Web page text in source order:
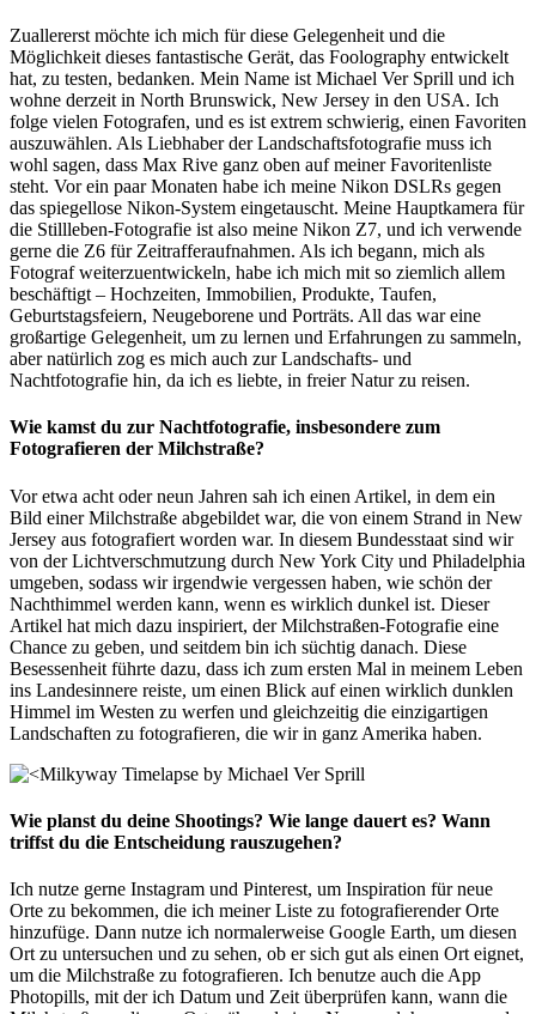
Zuallererst möchte ich mich für diese Gelegenheit und die
Möglichkeit dieses fantastische Gerät, das Foolography entwickelt
hat, zu testen, bedanken. Mein Name ist Michael Ver Sprill und ich
wohne derzeit in North Brunswick, New Jersey in den USA. Ich
folge vielen Fotografen, und es ist extrem schwierig, einen Favoriten
auszuwählen. Als Liebhaber der Landschaftsfotografie muss ich
wohl sagen, dass Max Rive ganz oben auf meiner Favoritenliste
steht. Vor ein paar Monaten habe ich meine Nikon DSLRs gegen
das spiegellose Nikon-System eingetauscht. Meine Hauptkamera für
die Stillleben-Fotografie ist also meine Nikon Z7, und ich verwende
gerne die Z6 für Zeitrafferaufnahmen. Als ich begann, mich als
Fotograf weiterzuentwickeln, habe ich mich mit so ziemlich allem
beschäftigt – Hochzeiten, Immobilien, Produkte, Taufen,
Geburtstagsfeiern, Neugeborene und Porträts. All das war eine
großartige Gelegenheit, um zu lernen und Erfahrungen zu sammeln,
aber natürlich zog es mich auch zur Landschafts- und
Nachtfotografie hin, da ich es liebte, in freier Natur zu reisen.
Wie kamst du zur Nachtfotografie, insbesondere zum
Fotografieren der Milchstraße?
Vor etwa acht oder neun Jahren sah ich einen Artikel, in dem ein
Bild einer Milchstraße abgebildet war, die von einem Strand in New
Jersey aus fotografiert worden war. In diesem Bundesstaat sind wir
von der Lichtverschmutzung durch New York City und Philadelphia
umgeben, sodass wir irgendwie vergessen haben, wie schön der
Nachthimmel werden kann, wenn es wirklich dunkel ist. Dieser
Artikel hat mich dazu inspiriert, der Milchstraßen-Fotografie eine
Chance zu geben, und seitdem bin ich süchtig danach. Diese
Besessenheit führte dazu, dass ich zum ersten Mal in meinem Leben
ins Landesinnere reiste, um einen Blick auf einen wirklich dunklen
Himmel im Westen zu werfen und gleichzeitig die einzigartigen
Landschaften zu fotografieren, die wir in ganz Amerika haben.
Wie planst du deine Shootings? Wie lange dauert es? Wann
triffst du die Entscheidung rauszugehen?
Ich nutze gerne Instagram und Pinterest, um Inspiration für neue
Orte zu bekommen, die ich meiner Liste zu fotografierender Orte
hinzufüge. Dann nutze ich normalerweise Google Earth, um diesen
Ort zu untersuchen und zu sehen, ob er sich gut als einen Ort eignet,
um die Milchstraße zu fotografieren. Ich benutze auch die App
Photopills, mit der ich Datum und Zeit überprüfen kann, wann die